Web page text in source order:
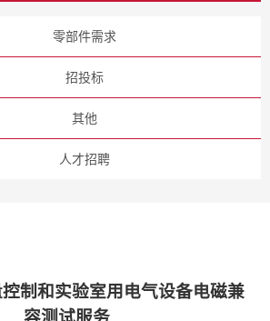
零部件需求
招投标
其他
人才招聘
制和实验室用电气设备电磁兼
容测试服务